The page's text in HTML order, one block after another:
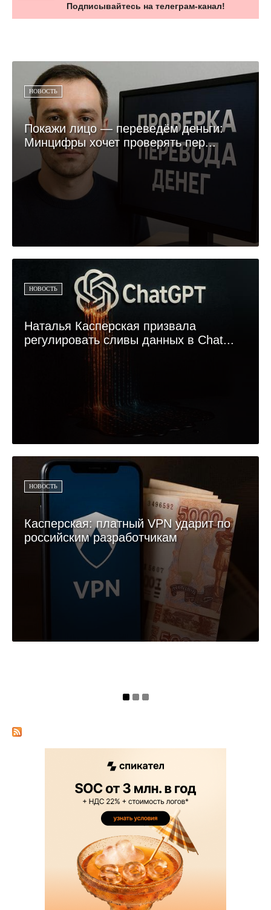
Подписывайтесь на телеграм-канал!
НОВОСТЬ
Покажи лицо — переведём деньги:
Минцифры хочет проверять пер...
НОВОСТЬ
Наталья Касперская призвала
регулировать сливы данных в Chat...
НОВОСТЬ
Касперская: платный VPN ударит по
российским разработчикам